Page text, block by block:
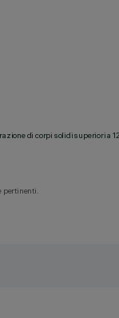
di corpi solidi superiori a
pertinenti.